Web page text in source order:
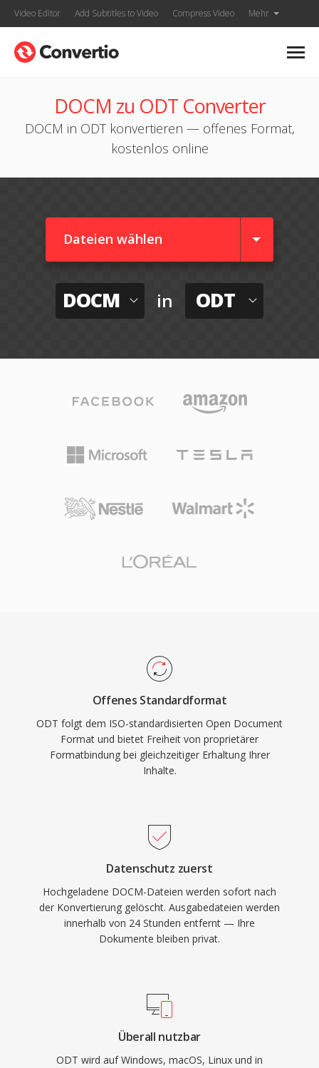
Video Editor Add Subtitles to Video Compress Video Mehr
DOCM zu ODT Converter
DOCM in ODT konvertieren — offenes Format,
kostenlos online
Dateien wählen
DOCM in ODT
Offenes Standardformat
ODT folgt dem ISO-standardisierten Open Document
Format und bietet Freiheit von proprietärer
Formatbindung bei gleichzeitiger Erhaltung Ihrer
Inhalte.
Datenschutz zuerst
Hochgeladene DOCM-Dateien werden sofort nach
der Konvertierung gelöscht. Ausgabedateien werden
innerhalb von 24 Stunden entfernt — Ihre
Dokumente bleiben privat.
Überall nutzbar
ODT wird auf Windows, macOS, Linux und in